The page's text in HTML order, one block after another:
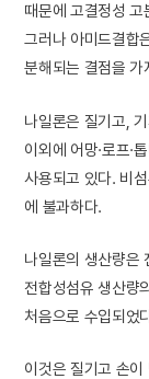
때문에 고결정성
그러나 아미드결합
분해되는 결점을 가
나일론은 질기고,
이외에 어망·로프·
사용되고 있다. 비
에 불과하다.
나일론의 생산량은
전합성섬유 생산량
처음으로 수입되었
이것은 질기고 손